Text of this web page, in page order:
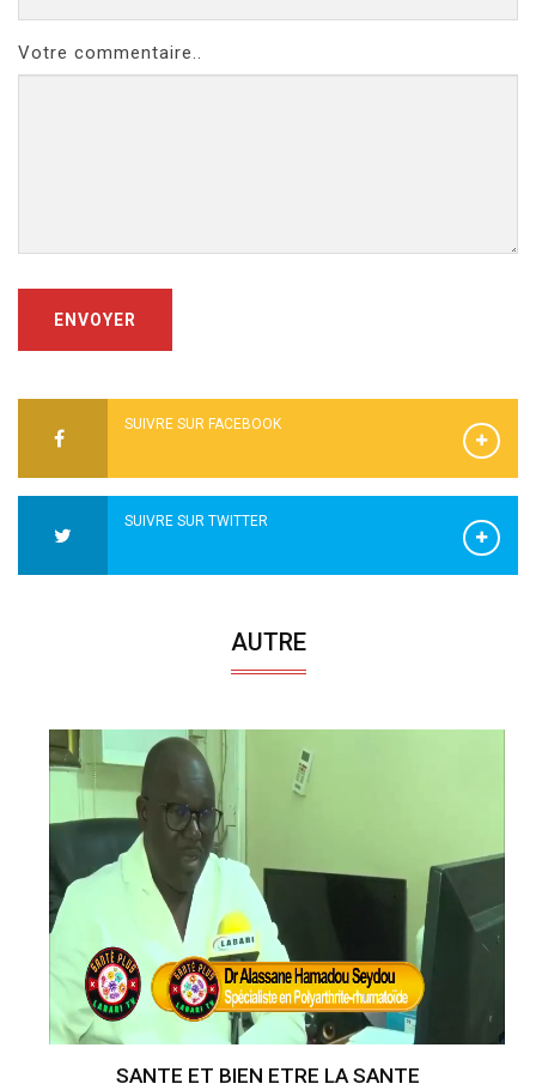
Votre commentaire..
ENVOYER
SUIVRE SUR FACEBOOK
SUIVRE SUR TWITTER
AUTRE
SANTE ET BIEN ETRE LA SANTE